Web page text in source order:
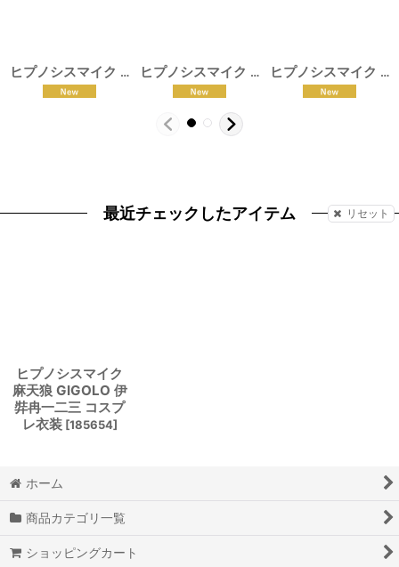
ヒプノシスマイク 麻天狼 ハロウィン 観音坂独歩 コスプレ衣装 [
ヒプノシスマイク Buster Bros!!! ハロウィン 山田二郎 コスプレ衣装 ヒプノシスマイク MAD TRIGGER CREW ハロウィン 毒島メイソン理鶯 コスプレ衣装
最近チェックしたアイテム リセット
ヒプノシスマイク
麻天狼 GIGOLO 伊
弉冉一二三 コスプ
レ衣装 [185654]
ホーム
商品カテゴリ一覧
ショッピングカート